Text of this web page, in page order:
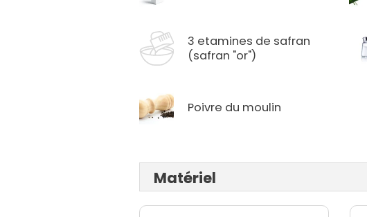
3 etamines de safran
(safran "or")
Poivre du moulin
Matériel